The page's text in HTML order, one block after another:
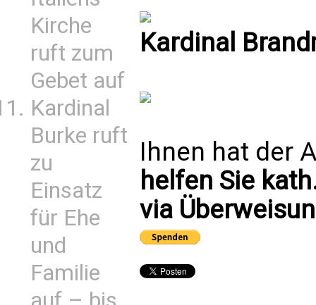
Kirche
ruft zum
Gebet auf
Kardinal
Burke ruft
zu
Einsatz
für Ehe
und
Familie
Kardinal
Ihnen hat der
helfen Sie
via